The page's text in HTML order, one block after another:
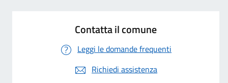
Contatta il comune
Leggi le domande frequenti
Richiedi assistenza